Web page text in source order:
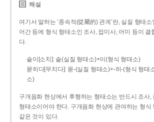
해설
여기서 말하는 ‘종속적(從屬的) 관계’란, 실질 형태
어간 등에 형식 형태소인 조사, 접미사, 어미 등이 결
다.
솥이[소치]: 솥(실질 형태소)+이(형식 형태소)
묻히다[무치다]: 묻­-(실질 형태소)+­-히­-(형식 형태
소)
구개음화 현상에서 후행하는 형태소는 반드시 조사,
형태소이어야 한다. 구개음화 현상에 관여하는 형식
같은 것이 있다.